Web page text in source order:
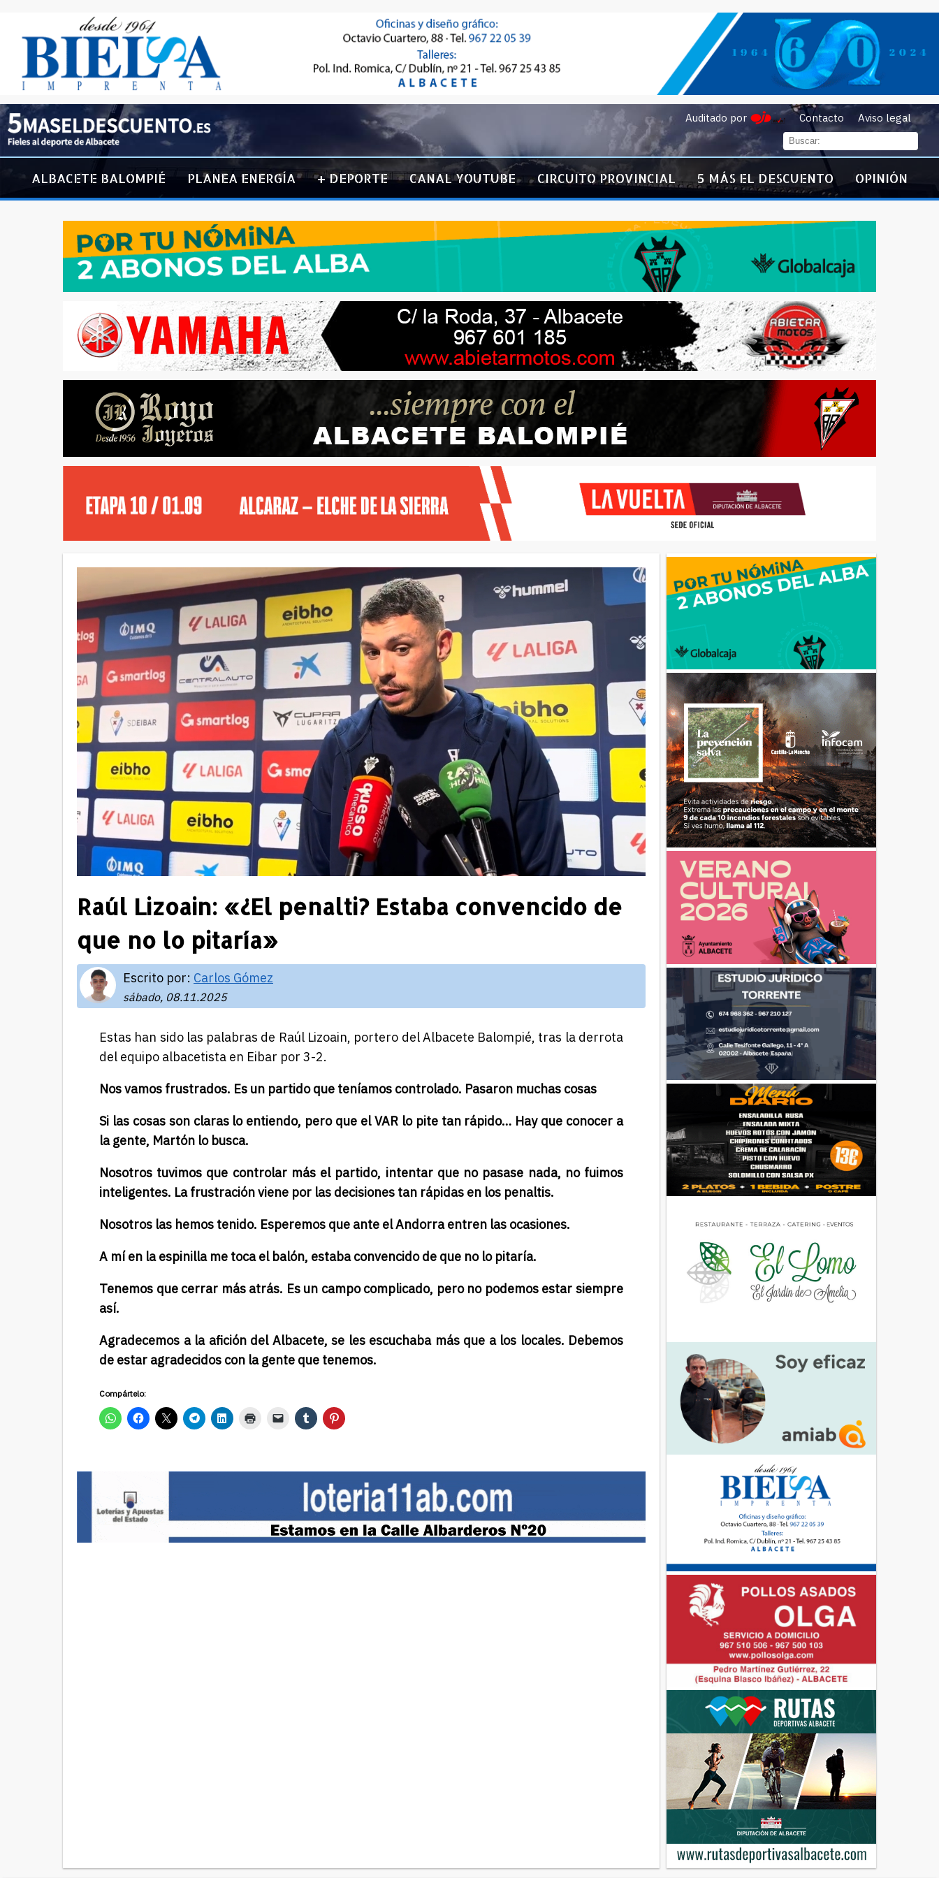
Auditado por Contacto Aviso legal
ALBACETE BALOMPIÉ PLANEA ENERGÍA + DEPORTE CANAL YOUTUBE CIRCUITO PROVINCIAL 5 MÁS EL DESCUENTO OPINIÓN
Raúl Lizoain: «¿El penalti? Estaba convencido de
que no lo pitaría»
Escrito por: Carlos Gómez
sábado, 08.11.2025
Estas han sido las palabras de Raúl Lizoain, portero del Albacete Balompié, tras la derrota
del equipo albacetista en Eibar por 3-2.
Nos vamos frustrados. Es un partido que teníamos controlado. Pasaron muchas cosas
Si las cosas son claras lo entiendo, pero que el VAR lo pite tan rápido… Hay que conocer a
la gente, Martón lo busca.
Nosotros tuvimos que controlar más el partido, intentar que no pasase nada, no fuimos
inteligentes. La frustración viene por las decisiones tan rápidas en los penaltis.
Nosotros las hemos tenido. Esperemos que ante el Andorra entren las ocasiones.
A mí en la espinilla me toca el balón, estaba convencido de que no lo pitaría.
Tenemos que cerrar más atrás. Es un campo complicado, pero no podemos estar siempre
así.
Agradecemos a la afición del Albacete, se les escuchaba más que a los locales. Debemos
de estar agradecidos con la gente que tenemos.
Compártelo: